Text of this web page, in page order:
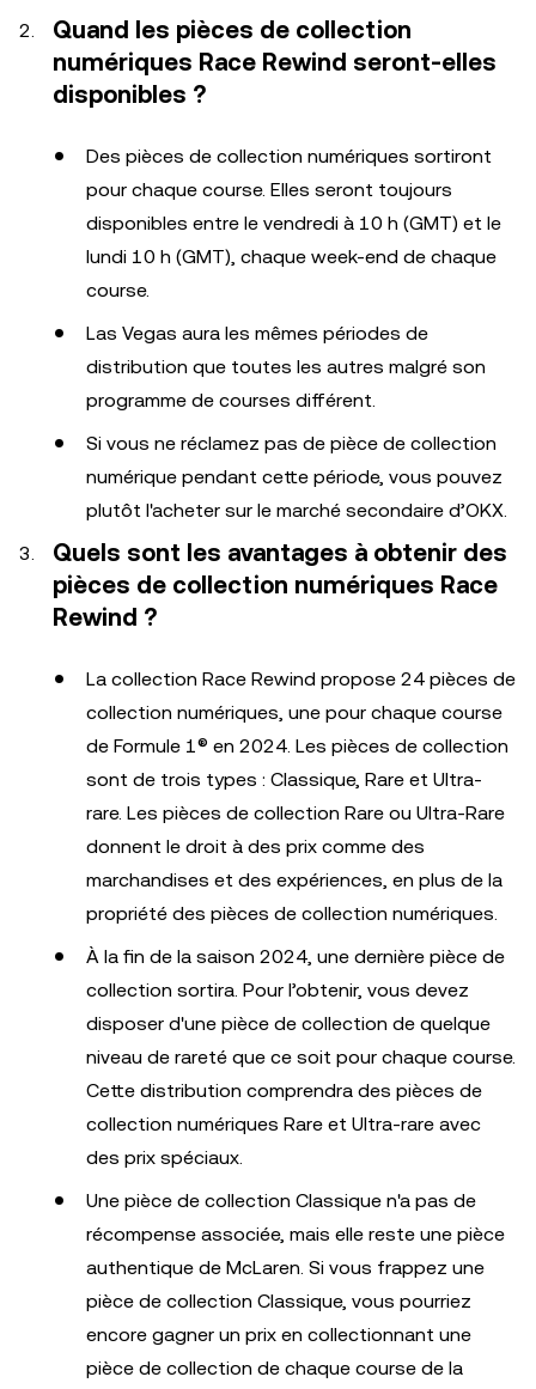
Quand les pièces de collection
numériques Race Rewind seront-elles
disponibles ?
Des pièces de collection numériques sortiront
pour chaque course. Elles seront toujours
disponibles entre le vendredi à 10 h (GMT) et le
lundi 10 h (GMT), chaque week-end de chaque
course.
Las Vegas aura les mêmes périodes de
distribution que toutes les autres malgré son
programme de courses différent.
Si vous ne réclamez pas de pièce de collection
numérique pendant cette période, vous pouvez
plutôt l'acheter sur le marché secondaire d’OKX.
Quels sont les avantages à obtenir des
pièces de collection numériques Race
Rewind ?
La collection Race Rewind propose 24 pièces de
collection numériques, une pour chaque course
de Formule 1® en 2024. Les pièces de collection
sont de trois types : Classique, Rare et Ultra-
rare. Les pièces de collection Rare ou Ultra-Rare
donnent le droit à des prix comme des
marchandises et des expériences, en plus de la
propriété des pièces de collection numériques.
À la fin de la saison 2024, une dernière pièce de
collection sortira. Pour l’obtenir, vous devez
disposer d'une pièce de collection de quelque
niveau de rareté que ce soit pour chaque course.
Cette distribution comprendra des pièces de
collection numériques Rare et Ultra-rare avec
des prix spéciaux.
Une pièce de collection Classique n'a pas de
récompense associée, mais elle reste une pièce
authentique de McLaren. Si vous frappez une
pièce de collection Classique, vous pourriez
encore gagner un prix en collectionnant une
pièce de collection de chaque course de la